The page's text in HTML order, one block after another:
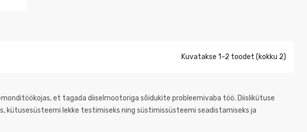
Kuvatakse 1–2 toodet (kokku 2)
et tagada diiselmootoriga sõidukite probleemivaba töö. Diislikütuse
kütusesüsteemi lekke testimiseks ning süstimissüsteemi seadistamiseks ja